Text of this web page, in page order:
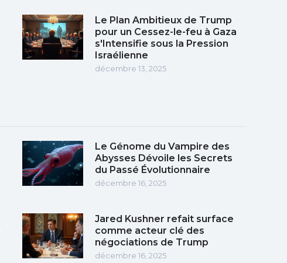
Le Plan Ambitieux de Trump
pour un Cessez-le-feu à Gaza
s'Intensifie sous la Pression
Israélienne
décembre 13, 2025
Le Génome du Vampire des
Abysses Dévoile les Secrets
du Passé Évolutionnaire
décembre 16, 2025
Jared Kushner refait surface
comme acteur clé des
négociations de Trump
décembre 16, 2025